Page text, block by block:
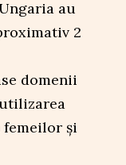
au
2
domenii
și